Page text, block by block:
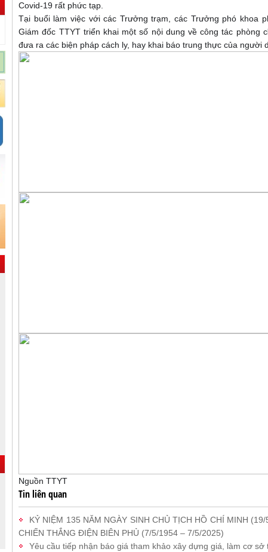
Covid-19 rất phức tạp.
Tại buổi làm việc với các Trưởng trạm, các Trưởng phó khoa
Giám đốc TTYT triển khai một số nội dung về công tác phòng
đưa ra các biện pháp cách ly, hay khai báo trung thực của người
Nguồn TTYT
Tin liên quan
KỶ NIỆM 135 NĂM NGÀY SINH CHỦ TỊCH HỒ CHÍ MINH
CHIẾN THẮNG ĐIỆN BIÊN PHỦ (7/5/1954 – 7/5/2025)
Yêu cầu tiếp nhận báo giá tham khảo xây dựng giá, làm cơ